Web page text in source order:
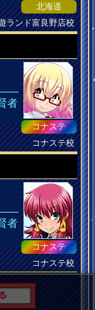
北海道
ランド富良野店校
者
コナステ
コナステ校
者
コナステ
コナステ校